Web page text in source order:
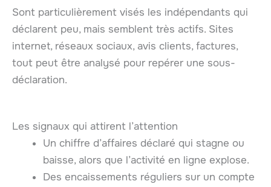
Sont particulièrement visés les indépendants qui
déclarent peu, mais semblent très actifs. Sites
internet, réseaux sociaux, avis clients, factures,
tout peut être analysé pour repérer une sous-
déclaration.
Les signaux qui attirent l’attention
Un chiffre d’affaires déclaré qui stagne ou
baisse, alors que l’activité en ligne explose.
Des encaissements réguliers sur un compte